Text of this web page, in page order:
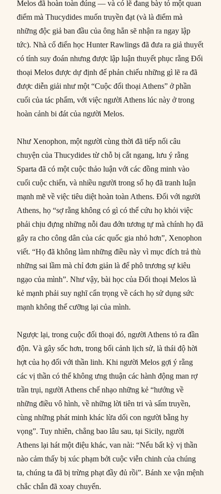
Melos đã hoàn toàn đúng — và có lẽ đang bày tỏ một quan
điểm mà Thucydides muốn truyền đạt (và là điểm mà
những độc giả ban đầu của ông hẳn sẽ nhận ra ngay lập
tức). Nhà cổ điển học Hunter Rawlings đã đưa ra giả thuyết
có tính suy đoán nhưng được lập luận thuyết phục rằng Đối
thoại Melos được dự định để phản chiếu những gì lẽ ra đã
được diễn giải như một “Cuộc đối thoại Athens” ở phần
cuối của tác phẩm, với việc người Athens lúc này ở trong
hoàn cảnh bi đát của người Melos.
Như Xenophon, một người cùng thời đã tiếp nối câu
chuyện của Thucydides từ chỗ bị cắt ngang, lưu ý rằng
Sparta đã có một cuộc thảo luận với các đồng minh vào
cuối cuộc chiến, và nhiều người trong số họ đã tranh luận
mạnh mẽ về việc tiêu diệt hoàn toàn Athens. Đối với người
Athens, họ “sợ rằng không có gì có thể cứu họ khỏi việc
phải chịu đựng những nỗi đau đớn tương tự mà chính họ đã
gây ra cho công dân của các quốc gia nhỏ hơn”, Xenophon
viết. “Họ đã không làm những điều này vì mục đích trả thù
những sai lầm mà chỉ đơn giản là để phô trương sự kiêu
ngạo của mình”. Như vậy, bài học của Đối thoại Melos là
kẻ mạnh phải suy nghĩ cẩn trọng về cách họ sử dụng sức
mạnh không thể cưỡng lại của mình.
Ngược lại, trong cuộc đối thoại đó, người Athens tỏ ra đần
độn. Và gây sốc hơn, trong bối cảnh lịch sử, là thái độ hời
hợt của họ đối với thần linh. Khi người Melos gợi ý rằng
các vị thần có thể không ưng thuận các hành động man rợ
trần trụi, người Athens chế nhạo những kẻ “hướng về
những điều vô hình, về những lời tiên tri và sấm truyền,
cùng những phát minh khác lừa dối con người bằng hy
vọng”. Tuy nhiên, chẳng bao lâu sau, tại Sicily, người
Athens lại hát một điệu khác, van nài: “Nếu bất kỳ vị thần
nào cảm thấy bị xúc phạm bởi cuộc viễn chinh của chúng
ta, chúng ta đã bị trừng phạt đầy đủ rồi”. Bánh xe vận mệnh
chắc chắn đã xoay chuyển.